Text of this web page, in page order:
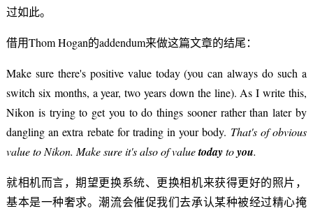
过如此。
借用Thom Hogan的addendum来做这篇文章的结尾：
Make sure there's positive value today (you can always do such a
switch six months, a year, two years down the line). As I write this,
Nikon is trying to get you to do things sooner rather than later by
dangling an extra rebate for trading in your body. That's of obvious
value to Nikon. Make sure it's also of valuetodaytoyou.
就相机而言，期望更换系统、更换相机来获得更好的照片，
基本是一种奢求。潮流会催促我们去承认某种被经过精心掩